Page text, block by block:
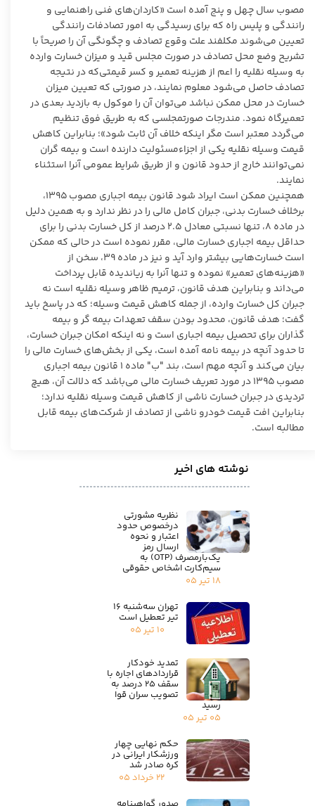
مصوب سال چهل و پنج آمده است «کاردان‌های فنی راهنمایی و
رانندگی و پلیس راه که برای رسیدگی به امور تصادفات رانندگی
تعیین می‌شوند مکلفند علت وقوع تصادف و‌ چگونگی آن را صریحاً با
تشریح وضع محل تصادف در صورت مجلس قید و میزان خسارت وارده
به وسیله نقلیه را اعم از هزینه تعمیر و کسر قیمتی‌که در نتیجه
تصادف حاصل می‌شود معلوم نمایند، در صورتی که تعیین میزان
خسارت در محل ممکن نباشد می‌توان آن را موکول به بازدید بعدی در‌
تعمیرگاه نمود. مندرجات صورتمجلسی که به طریق فوق تنظیم
می‌گردد معتبر است مگر اینکه خلاف آن ثابت شود»؛ بنابراین کاهش
قیمت وسیله نقلیه یکی از اجزاءمسئولیت دارنده است و بیمه گران
نمی‌توانند خارج از حدود قانون و از طریق شرایط عمومی آنرا استثناء
نمایند.
همچنین ممکن است ایراد شود قانون بیمه اجباری مصوب ۱۳۹۵،
برخلاف خسارت بدنی، جبران کامل مالی را در نظر ندارد و به همین دلیل
در ماده ۸، تنها نسبتی معادل ۲.۵ درصد از کل خسارت بدنی را برای
حداقل بیمه اجباری خسارت مالی، مقرر نموده است در حالی که ممکن
است خسارت‌هایی بیشتر وارد آید و نیز در ماده ۳۹، سخن از
«هزینه‌های تعمیر» نموده و تنها آنرا به زیاندیده قابل پرداخت
می‌داند و بنابراین هدف قانون، ترمیم ظاهر وسیله نقلیه است نه
جبران کل خسارت وارده، از جمله کاهش قیمت وسیله؛ که در پاسخ باید
گفت؛ هدف قانون، محدود بودن سقف تعهدات بیمه گر و بیمه
گذاران برای تحصیل بیمه اجباری است و نه اینکه امکان جبران خسارت،
تا حدود آنچه در بیمه نامه آمده است، یکی از بخش‌های خسارت مالی را
بیان می‌کند و آنچه مهم است، بند "ب" ماده ۱ قانون بیمه اجباری
مصوب ۱۳۹۵ در مورد تعریف خسارت مالی می‌باشد که دلالت آن، هیچ
تردیدی در جبران خسارت ناشی از کاهش قیمت وسیله نقلیه ندارد؛
بنابراین افت قیمت خودرو ناشی از تصادف از شرکت‌های بیمه قابل
مطالبه است.
نوشته های اخیر
نظریه مشورتی
درخصوص حدود
اعتبار و نحوه
ارسال رمز
یک‌بارمصرف (OTP) به
سیم‌کارت اشخاص حقوقی
۱۸ تیر ۰۵
تهران سه‌شنبه ۱۶
تیر تعطیل است
۱۰ تیر ۰۵
تمدید خودکار
قراردادهای اجاره با
سقف ۲۵ درصد به
تصویب سران قوا
رسید
۰۵ تیر ۰۵
حکم نهایی چهار
ورزشکار ایرانی در
کره صادر شد
۲۲ خرداد ۰۵